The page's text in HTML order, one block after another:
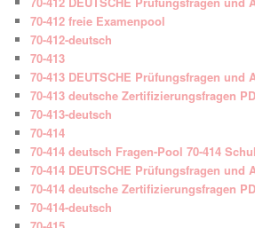
70-412 freie Examenpool
70-412-deutsch
70-413
70-413 DEUTSCHE Prüfungsfragen und
70-413 deutsche Zertifizierungsfragen
70-413-deutsch
70-414
70-414 deutsch Fragen-Pool 70-414
70-414 DEUTSCHE Prüfungsfragen und
70-414 deutsche Zertifizierungsfragen
70-414-deutsch